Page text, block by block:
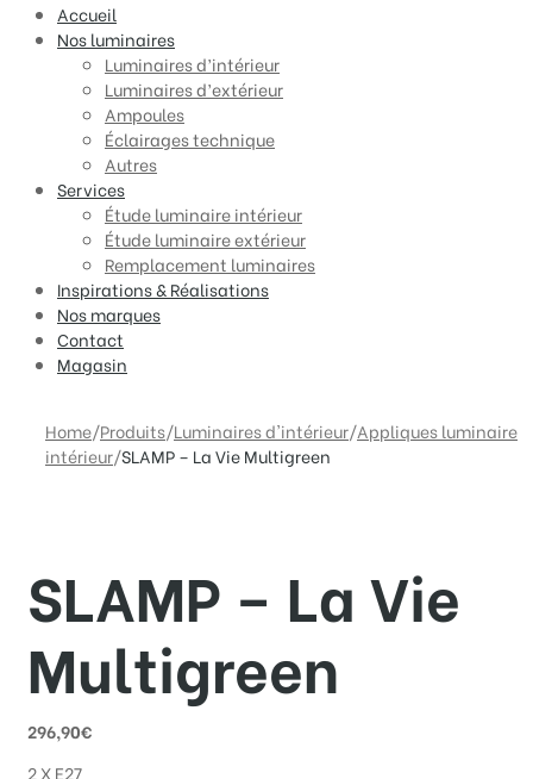
Accueil
Nos luminaires
Luminaires d’intérieur
Luminaires d’extérieur
Ampoules
Éclairages technique
Autres
Services
Étude luminaire intérieur
Étude luminaire extérieur
Remplacement luminaires
Inspirations & Réalisations
Nos marques
Contact
Magasin
Home/Produits/Luminaires d'intérieur/Appliques luminaire
intérieur/SLAMP – La Vie Multigreen
SLAMP – La Vie
Multigreen
296,90€
2 X E27